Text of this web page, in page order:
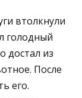
втолкнули
голодный
достал из
После
его.